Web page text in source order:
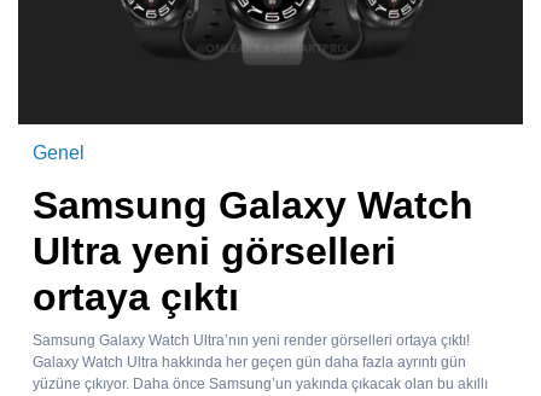
Genel
Samsung Galaxy Watch
Ultra yeni görselleri
ortaya çıktı
Samsung Galaxy Watch Ultra’nın yeni render görselleri ortaya çıktı!
Galaxy Watch Ultra hakkında her geçen gün daha fazla ayrıntı gün
yüzüne çıkıyor. Daha önce Samsung’un yakında çıkacak olan bu akıllı